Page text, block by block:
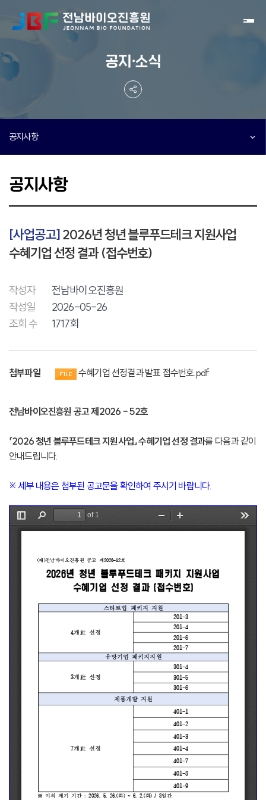
공지·소식
공지사항
공지사항
[사업공고]2026년 청년 블루푸드테크 지원사업
수혜기업 선정 결과 (접수번호)
작성자
전남바이오진흥원
작성일
2026-05-26
조회 수
1717회
첨부파일 수혜기업 선정결과 발표 접수번호.pdf
전남바이오진흥원 공고 제2026 – 52호
「2026 청년 블루푸드테크 지원사업」 수혜기업 선정 결과를 다음과 같이
안내드립니다.
※ 세부 내용은 첨부된 공고문을 확인하여 주시기 바랍니다.